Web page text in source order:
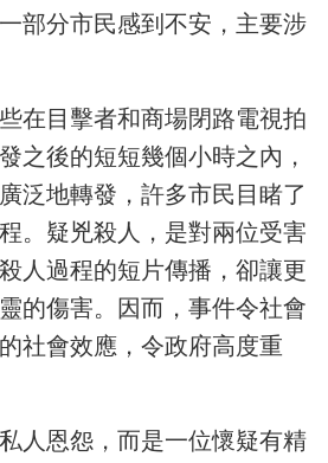
部分市民感到不安，主要涉
在目擊者和商場閉路電視拍
之後的短短幾個小時之內，
泛地轉發，許多市民目睹了
。疑兇殺人，是對兩位受害
人過程的短片傳播，卻讓更
的傷害。因而，事件令社會
社會效應，令政府高度重
人恩怨，而是一位懷疑有精